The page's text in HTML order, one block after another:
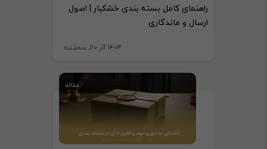
راهنمای کامل بسته بندی خشکبار | اصول
ارسال و ماندگاری
1403 آذر 20, سه‌شنبه
مقاله